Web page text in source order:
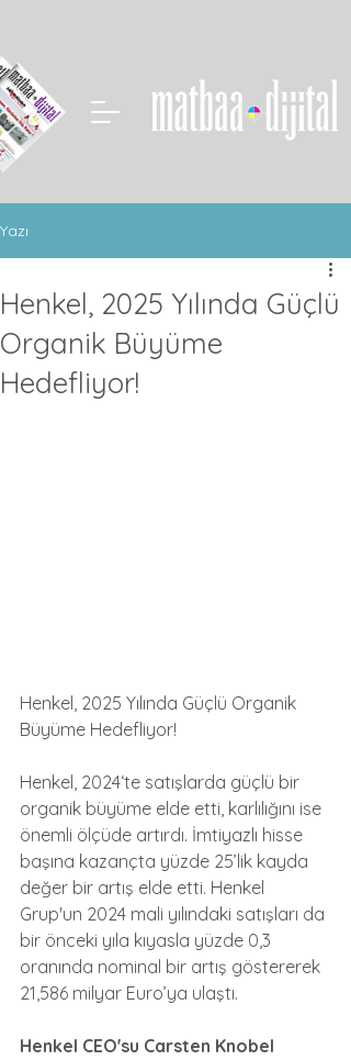
Yazı
Henkel, 2025 Yılında Güçlü
Organik Büyüme
Hedefliyor!
Henkel, 2025 Yılında Güçlü Organik
Büyüme Hedefliyor!
Henkel, 2024‘te satışlarda güçlü bir
organik büyüme elde etti, karlılığını ise
önemli ölçüde artırdı. İmtiyazlı hisse
başına kazançta yüzde 25’lik kayda
değer bir artış elde etti. Henkel
Grup'un 2024 mali yılındaki satışları da
bir önceki yıla kıyasla yüzde 0,3
oranında nominal bir artış göstererek
21,586 milyar Euro’ya ulaştı.
Henkel CEO'su Carsten Knobel